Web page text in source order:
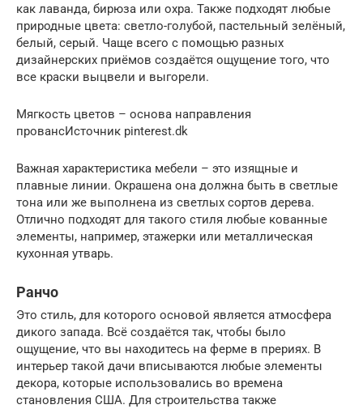
как лаванда, бирюза или охра. Также подходят любые
природные цвета: светло-голубой, пастельный зелёный,
белый, серый. Чаще всего с помощью разных
дизайнерских приёмов создаётся ощущение того, что
все краски выцвели и выгорели.
Мягкость цветов – основа направления
провансИсточник pinterest.dk
Важная характеристика мебели – это изящные и
плавные линии. Окрашена она должна быть в светлые
тона или же выполнена из светлых сортов дерева.
Отлично подходят для такого стиля любые кованные
элементы, например, этажерки или металлическая
кухонная утварь.
Ранчо
Это стиль, для которого основой является атмосфера
дикого запада. Всё создаётся так, чтобы было
ощущение, что вы находитесь на ферме в прериях. В
интерьер такой дачи вписываются любые элементы
декора, которые использовались во времена
становления США. Для строительства также